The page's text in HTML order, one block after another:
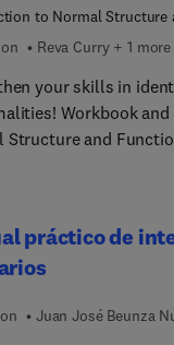
to Normal Structure
Reva Curry + 1 more
your skills in
Workbook
Structure and
new line drawings
effectively
práctico de
Juan José Beunza